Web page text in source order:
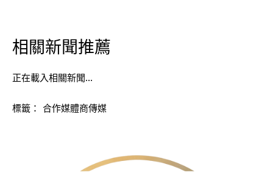
相關新聞推薦
正在載入相關新聞…
標籤： 合作媒體商傳媒